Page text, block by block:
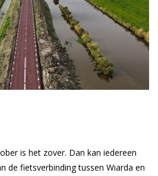
is het zover. Dan kan iedereen
de fietsverbinding tussen Wiarda en